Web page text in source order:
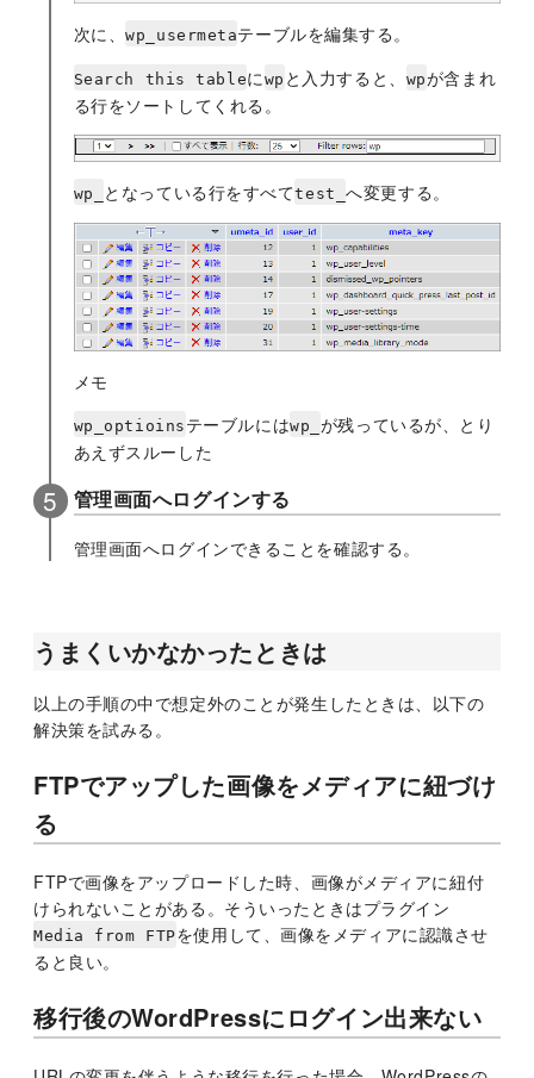
次に、wp_usermetaテーブルを編集する。
Search this tableに wp と入力すると、 wpが含まれ
る行をソートしてくれる。
wp_ となっている行をすべてtest_へ変更する。
メモ
wp_optioins テーブルにはwp_ が残っているが、とり
あえずスルーした
管理画面へログインする
管理画面へログインできることを確認する。
うまくいかなかったときは
以上の手順の中で想定外のことが発生したときは、以下の
解決策を試みる。
FTPでアップした画像をメディアに紐づけ
る
FTPで画像をアップロードした時、画像がメディアに紐付
けられないことがある。そういったときはプラグイン
Media from FTPを使用して、画像をメディアに認識させ
ると良い。
移行後のWordPressにログイン出来ない